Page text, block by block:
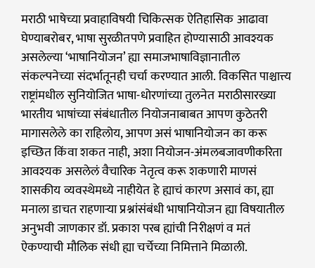
मराठी भाषेच्या प्रवाहाविषयी चिकित्सक ऐतिहासिक आढावा
घेण्याबरोबर, भाषा सुरळीतपणे प्रवाहित होण्यासाठी आवश्यक
असलेल्या ‘भाषानियोजन’ ह्या समाजभाषाविज्ञानातील
संकल्पनेच्या संदर्भातूनही चर्चा करण्यात आली. विकसित पाश्चात्त्य
राष्ट्रांमधील सुनियोजित भाषा-धोरणांच्या तुलनेत मराठीसारख्या
भारतीय भाषांच्या संबंधातील नियोजनाबाबत आपण कुठेतरी
मागासलेले का राहिलोय, आपण असं भाषानियोजन का करू
इच्छित किंवा शकत नाही, अशा नियोजन-अंमलबजावणीकरिता
आवश्यक असलेलं वैचारिक नेतृत्व करू शकणारी माणसं
शासकीय व्यवस्थेमध्ये नाहीयेत हे ह्याचं कारण असावं का, ह्या
मनाला डाचत राहणाऱ्या प्रश्नांसंबंधी भाषानियोजन ह्या विषयातील
अनुभवी जाणकार डॉ. प्रकाश परब ह्यांची निरीक्षणं व मतं
ऐकण्याची मौलिक संधी ह्या चर्चेच्या निमित्ताने मिळाली.